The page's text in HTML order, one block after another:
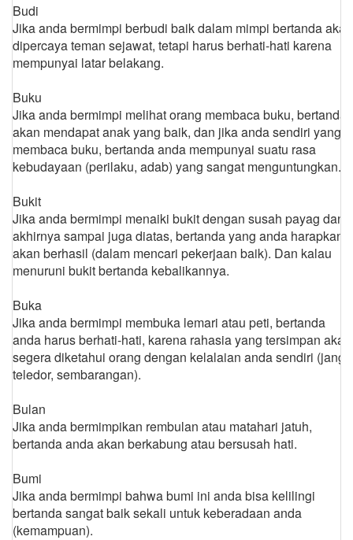
Budi
Jika anda bermimpi berbudi baik dalam mimpi bertanda akan
dipercaya teman sejawat, tetapi harus berhati-hati karena
mempunyai latar belakang.
Buku
Jika anda bermimpi melihat orang membaca buku, bertanda
akan mendapat anak yang baik, dan jika anda sendiri yang
membaca buku, bertanda anda mempunyai suatu rasa
kebudayaan (perilaku, adab) yang sangat menguntungkan.
Bukit
Jika anda bermimpi menaiki bukit dengan susah payag dan
akhirnya sampai juga diatas, bertanda yang anda harapkan
akan berhasil (dalam mencari pekerjaan baik). Dan kalau
menuruni bukit bertanda kebalikannya.
Buka
Jika anda bermimpi membuka lemari atau peti, bertanda
anda harus berhati-hati, karena rahasia yang tersimpan akan
segera diketahui orang dengan kelalaian anda sendiri (jangn
teledor, sembarangan).
Bulan
Jika anda bermimpikan rembulan atau matahari jatuh,
bertanda anda akan berkabung atau bersusah hati.
Bumi
Jika anda bermimpi bahwa bumi ini anda bisa kelilingi
bertanda sangat baik sekali untuk keberadaan anda
(kemampuan).